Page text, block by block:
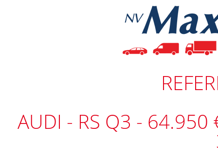
AUDI - RS Q3 - 64.950